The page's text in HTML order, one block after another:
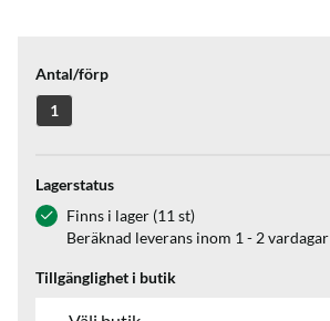
Antal/förp
1
Lagerstatus
Finns i lager (11 st)
Beräknad leverans inom 1 - 2 vardagar
Tillgänglighet i butik